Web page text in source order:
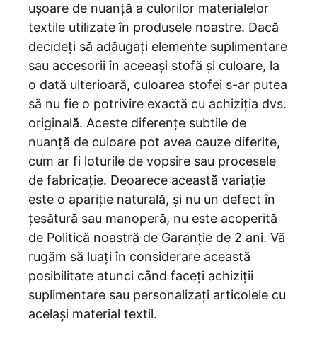
ușoare de nuanță a culorilor materialelor
textile utilizate în produsele noastre. Dacă̆
decideți să̆ adăugați elemente suplimentare
sau accesorii în aceeași stofă și culoare, la
o dată̆ ulterioară̆, culoarea stofei s-ar putea
să̆ nu fie o potrivire exactă̆ cu achiziția dvs.
originală̆. Aceste diferențe subtile de
nuanță de culoare pot avea cauze diferite,
cum ar fi loturile de vopsire sau procesele
de fabricație. Deoarece această̆ variație
este o apariție naturală̆, și nu un defect în
țesătură̆ sau manoperă̆, nu este acoperită̆
de Politică noastră̆ de Garanție de 2 ani. Vă
rugăm să̆ luați în considerare această̆
posibilitate atunci că̂nd faceți achiziții
suplimentare sau personalizați articolele cu
acelaș̦i material textil.